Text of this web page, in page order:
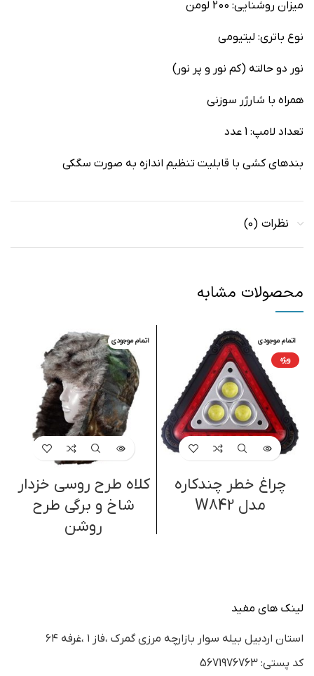
میزان روشنایی: 200 لومن
نوع باتری: لیتیومی
نور دو حالته (کم نور و پر نور)
همراه با شارژر سوزنی
تعداد لامپ: 1 عدد
بندهای کشی با قابلیت تنظیم اندازه به صورت سگکی
نظرات (0)
محصولات مشابه
اتمام موجودی
ویژه
چراغ خطر چندکاره
مدل W842
اتمام موجودی
کلاه طرح روسی خزدار
شاخ و برگی طرح
روشن
لینک های مفید
استان اردبيل بيله سوار بازارچه مرزي گمرك ،فاز ١ ،غرفه ٦٤
كد پستي: 5671976763